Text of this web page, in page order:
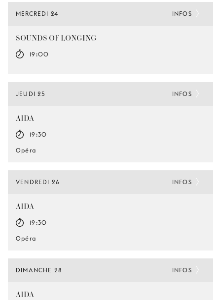
MERCREDI 24
SOUNDS OF LONGING
19:00
INFOS
JEUDI 25
AIDA
19:30
Opéra
INFOS
VENDREDI 26
AIDA
19:30
Opéra
INFOS
DIMANCHE 28
AIDA
INFOS